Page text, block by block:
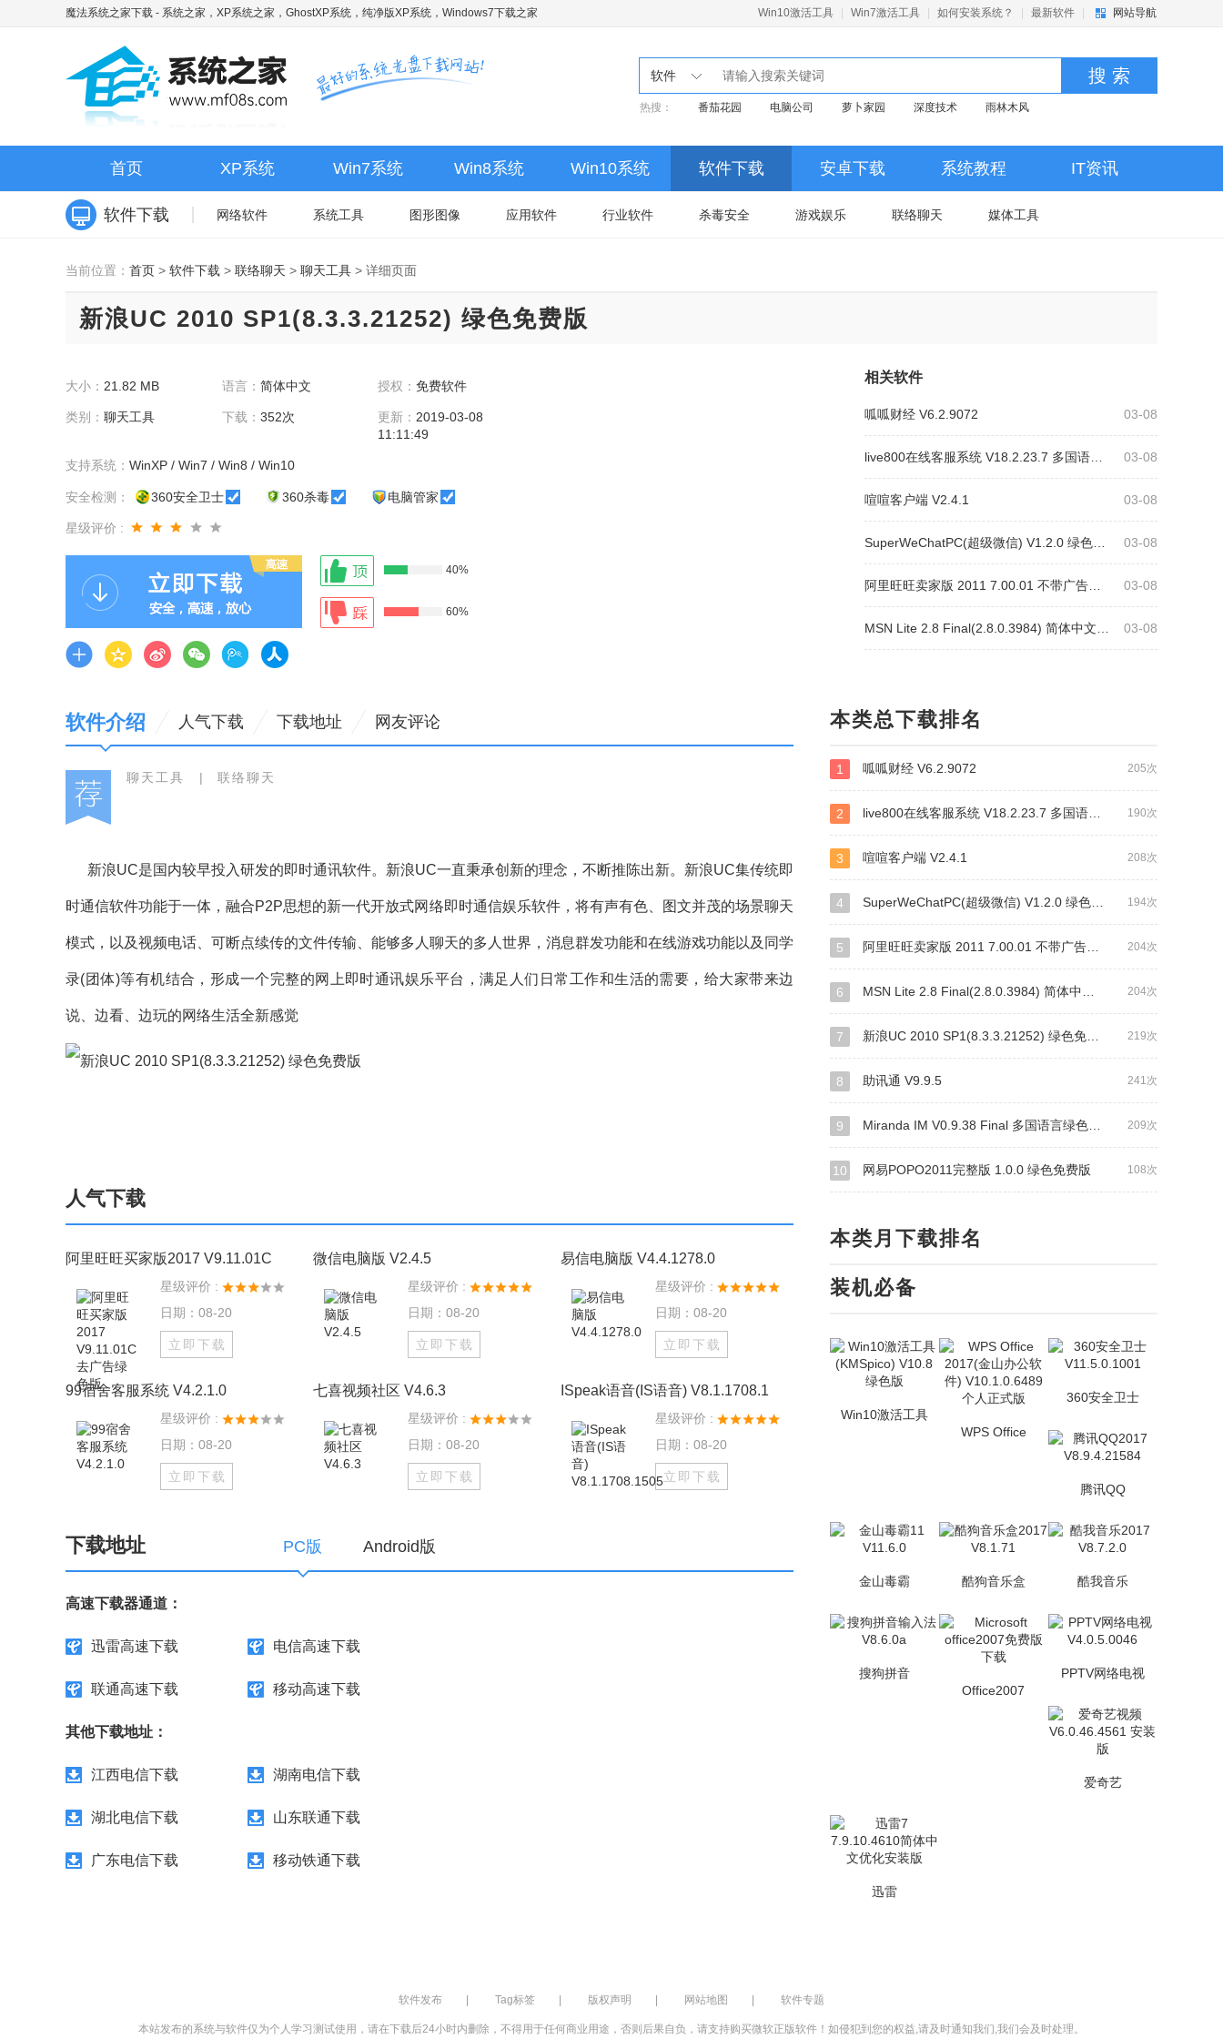
魔法系统之家下载 - 系统之家，XP系统之家，GhostXP系统，纯净版XP系统，Windows7下载之家 Win10激活工具 Win7激活工具 如何安装系统？ 最新软件 网站导航
软件 搜 索
热搜： 番茄花园 电脑公司 萝卜家园 深度技术 雨林木风
首页 XP系统 Win7系统 Win8系统 Win10系统 软件下载 安卓下载 系统教程 IT资讯
软件下载 网络软件 系统工具 图形图像 应用软件 行业软件 杀毒安全 游戏娱乐 联络聊天 媒体工具
当前位置： 首页 > 软件下载 > 联络聊天 > 聊天工具 > 详细页面
新浪UC 2010 SP1(8.3.3.21252) 绿色免费版
大小： 21.82 MB 语言： 简体中文 授权：免费软件
类别： 聊天工具 下载： 352次 更新： 2019-03-08
11:11:49
支持系统： WinXP / Win7 / Win8 / Win10
安全检测： 360安全卫士 360杀毒 电脑管家
星级评价 :
40%
60%
相关软件
03-08
呱呱财经 V6.2.9072
03-08
03-08
喧喧客户端 V2.4.1
03-08
03-08
03-08
软件介绍 人气下载 下载地址 网友评论
聊天工具 | 联络聊天
新浪UC是国内较早投入研发的即时通讯软件。新浪UC一直秉承创新的理念，不断推陈出新。新浪UC集传统即
时通信软件功能于一体，融合P2P思想的新一代开放式网络即时通信娱乐软件，将有声有色、图文并茂的场景聊天
模式，以及视频电话、可断点续传的文件传输、能够多人聊天的多人世界，消息群发功能和在线游戏功能以及同学
录(团体)等有机结合，形成一个完整的网上即时通讯娱乐平台，满足人们日常工作和生活的需要，给大家带来边
说、边看、边玩的网络生活全新感觉
人气下载
阿里旺旺买家版2017 V9.11.01C
星级评价 :
日期：08-20
立即下载
微信电脑版 V2.4.5
星级评价 :
日期：08-20
立即下载
易信电脑版 V4.4.1278.0
星级评价 :
日期：08-20
立即下载
99宿舍客服系统 V4.2.1.0
星级评价 :
日期：08-20
立即下载
七喜视频社区 V4.6.3
星级评价 :
日期：08-20
立即下载
ISpeak语音(IS语音) V8.1.1708.1
星级评价 :
日期：08-20
立即下载
下载地址 PC版 Android版
高速下载器通道：
迅雷高速下载 电信高速下载
联通高速下载 移动高速下载
其他下载地址：
江西电信下载 湖南电信下载
湖北电信下载 山东联通下载
广东电信下载 移动铁通下载
本类总下载排名
205次
1 呱呱财经 V6.2.9072
190次
2 live800在线客服系统 V18.2.23.7 多国语言版
208次
3 喧喧客户端 V2.4.1
194次
4 SuperWeChatPC(超级微信) V1.2.0 绿色免费版
204次
5 阿里旺旺卖家版 2011 7.00.01 不带广告绿色免费版
204次
6 MSN Lite 2.8 Final(2.8.0.3984) 简体中文绿色免费版
219次
7 新浪UC 2010 SP1(8.3.3.21252) 绿色免费版
241次
8 助讯通 V9.9.5
209次
9 Miranda IM V0.9.38 Final 多国语言绿色免费版
108次
10 网易POPO2011完整版 1.0.0 绿色免费版
本类月下载排名
装机必备
Win10激活工具
WPS Office
360安全卫士
腾讯QQ
金山毒霸 酷狗音乐盒 酷我音乐
搜狗拼音
Office2007
PPTV网络电视
爱奇艺
迅雷
软件发布 | Tag标签 | 版权声明 | 网站地图 | 软件专题
本站发布的系统与软件仅为个人学习测试使用，请在下载后24小时内删除，不得用于任何商业用途，否则后果自负，请支持购买微软正版软件！如侵犯到您的权益,请及时通知我们,我们会及时处理。